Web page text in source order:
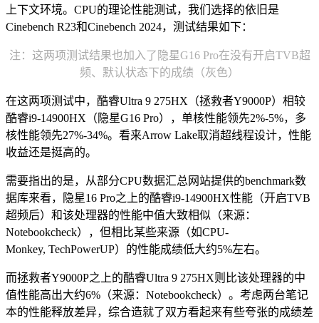
上下文环境。CPU的理论性能测试，我们选择的依旧是
Cinebench R23和Cinebench 2024，测试结果如下：
注：这两项测试结果也加入了隐星G16 Pro在没有开启TVB超
频、默认状态下的成绩（灰色）
在这两项测试中，酷睿Ultra 9 275HX（拯救者Y9000P）相较
酷睿i9-14900HX（隐星G16 Pro），单核性能领先2%-5%，多
核性能领先27%-34%。看来Arrow Lake取消超线程设计，性能
收益还是挺高的。
需要指出的是，从部分CPU数据汇总网站提供的benchmark数
据库来看，隐星16 Pro之上的酷睿i9-14900HX性能（开启TVB
超频后）和该处理器的性能中值大致相似（来源：
Notebookcheck），但相比某些来源（如CPU-
Monkey, TechPowerUP）的性能成绩低大约5%左右。
而拯救者Y9000P之上的酷睿Ultra 9 275HX则比该处理器的中
值性能高出大约6%（来源：Notebookcheck）。考虑两台笔记
本的性能释放差异，综合造就了双方看起来有些夸张的成绩差